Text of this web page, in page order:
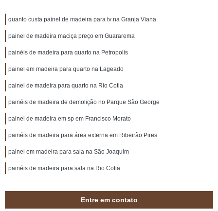
quanto custa painel de madeira para tv na Granja Viana
painel de madeira maciça preço em Guararema
painéis de madeira para quarto na Petropolis
painel em madeira para quarto na Lageado
painel de madeira para quarto na Rio Cotia
painéis de madeira de demolição no Parque São George
painel de madeira em sp em Francisco Morato
painéis de madeira para área externa em Ribeirão Pires
painel em madeira para sala na São Joaquim
painéis de madeira para sala na Rio Cotia
Entre em contato